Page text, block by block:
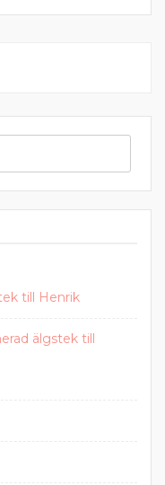
till Henrik
älgstek till